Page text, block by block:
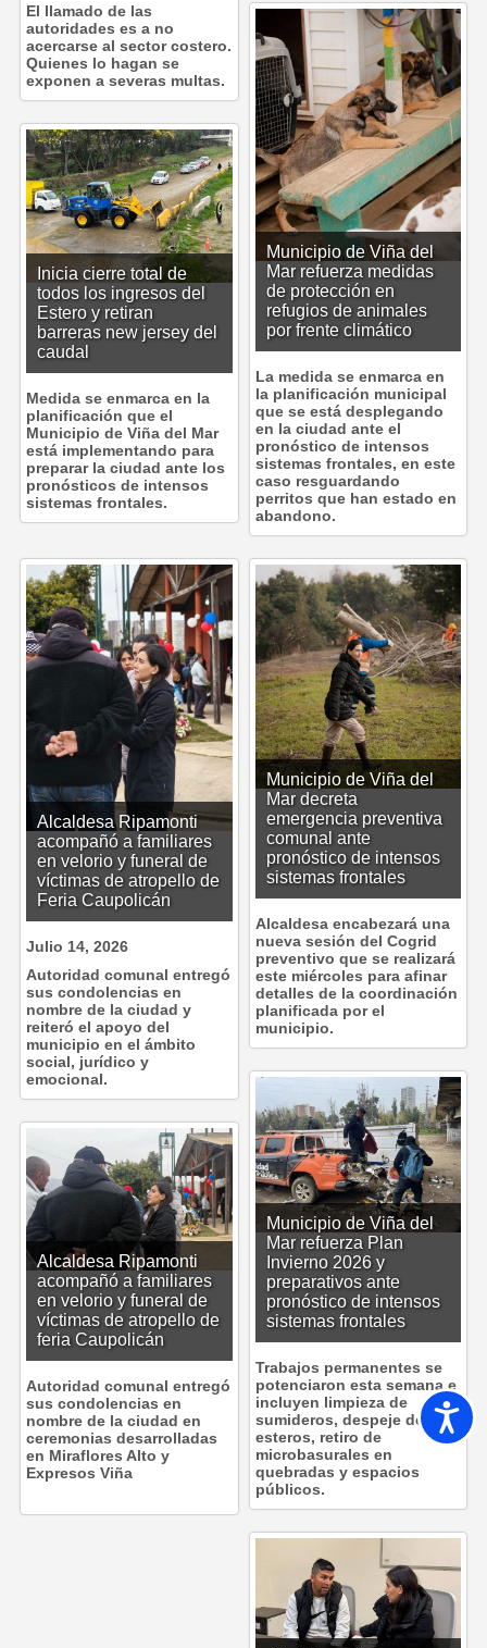
El llamado de las
autoridades es a no
acercarse al sector costero.
Quienes lo hagan se
exponen a severas multas.
Municipio de Viña del
Mar refuerza medidas
de protección en
refugios de animales
por frente climático
La medida se enmarca en
la planificación municipal
que se está desplegando
en la ciudad ante el
pronóstico de intensos
sistemas frontales, en este
caso resguardando
perritos que han estado en
abandono.
Inicia cierre total de
todos los ingresos del
Estero y retiran
barreras new jersey del
caudal
Medida se enmarca en la
planificación que el
Municipio de Viña del Mar
está implementando para
preparar la ciudad ante los
pronósticos de intensos
sistemas frontales.
Municipio de Viña del
Mar decreta
emergencia preventiva
comunal ante
pronóstico de intensos
sistemas frontales
Alcaldesa encabezará una
nueva sesión del Cogrid
preventivo que se realizará
este miércoles para afinar
detalles de la coordinación
planificada por el
municipio.
Alcaldesa Ripamonti
acompañó a familiares
en velorio y funeral de
víctimas de atropello de
Feria Caupolicán
Julio 14, 2026
Autoridad comunal entregó
sus condolencias en
nombre de la ciudad y
reiteró el apoyo del
municipio en el ámbito
social, jurídico y
emocional.
Municipio de Viña del
Mar refuerza Plan
Invierno 2026 y
preparativos ante
pronóstico de intensos
sistemas frontales
Trabajos permanentes se
potenciaron esta semana e
incluyen limpieza de
sumideros, despeje de
esteros, retiro de
microbasurales en
quebradas y espacios
públicos.
Alcaldesa Ripamonti
acompañó a familiares
en velorio y funeral de
víctimas de atropello de
feria Caupolicán
Autoridad comunal entregó
sus condolencias en
nombre de la ciudad en
ceremonias desarrolladas
en Miraflores Alto y
Expresos Viña